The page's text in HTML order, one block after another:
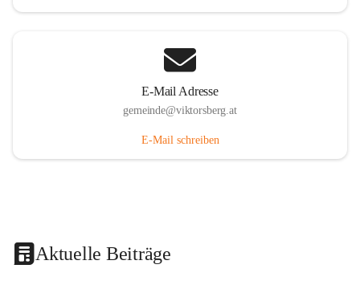
E-Mail Adresse
gemeinde@viktorsberg.at
E-Mail schreiben
Aktuelle Beiträge